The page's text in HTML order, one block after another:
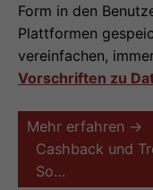
Form in den
Plattformen
vereinfachen,
Vorschriften zu
Mehr erfahren →
Cashback und
So…